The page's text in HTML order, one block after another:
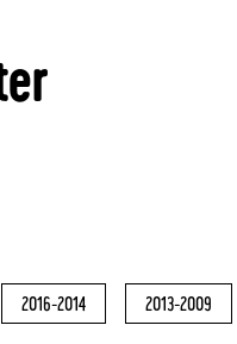
2016-2014 2013-2009